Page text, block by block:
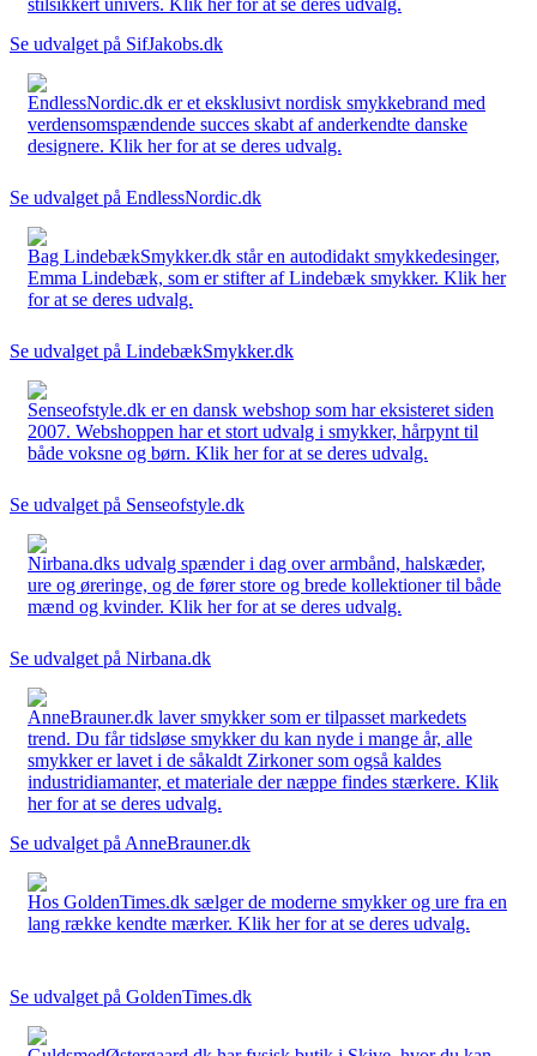
Se udvalget på SifJakobs.dk
EndlessNordic.dk er et eksklusivt nordisk smykkebrand med
verdensomspændende succes skabt af anderkendte danske
designere. Klik her for at se deres udvalg.
Se udvalget på EndlessNordic.dk
Bag LindebækSmykker.dk står en autodidakt smykkedesinger,
Emma Lindebæk, som er stifter af Lindebæk smykker. Klik her
for at se deres udvalg.
Se udvalget på LindebækSmykker.dk
Senseofstyle.dk er en dansk webshop som har eksisteret siden
2007. Webshoppen har et stort udvalg i smykker, hårpynt til
både voksne og børn. Klik her for at se deres udvalg.
Se udvalget på Senseofstyle.dk
Nirbana.dks udvalg spænder i dag over armbånd, halskæder,
ure og øreringe, og de fører store og brede kollektioner til både
mænd og kvinder. Klik her for at se deres udvalg.
Se udvalget på Nirbana.dk
AnneBrauner.dk laver smykker som er tilpasset markedets
trend. Du får tidsløse smykker du kan nyde i mange år, alle
smykker er lavet i de såkaldt Zirkoner som også kaldes
industridiamanter, et materiale der næppe findes stærkere. Klik
her for at se deres udvalg.
Se udvalget på AnneBrauner.dk
Hos GoldenTimes.dk sælger de moderne smykker og ure fra en
lang række kendte mærker. Klik her for at se deres udvalg.
Se udvalget på GoldenTimes.dk